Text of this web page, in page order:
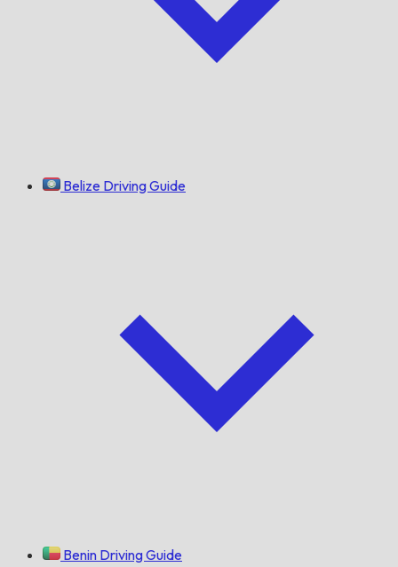
Belize Driving Guide
Benin Driving Guide